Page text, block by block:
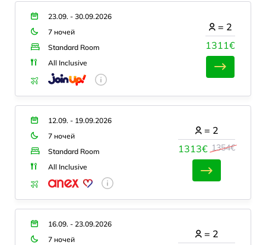
23.09. - 30.09.2026
7 ночей
Standard Room
All Inclusive
1311€
= 2
12.09. - 19.09.2026
7 ночей
Standard Room
All Inclusive
1313€ 1354€
= 2
16.09. - 23.09.2026
7 ночей
= 2